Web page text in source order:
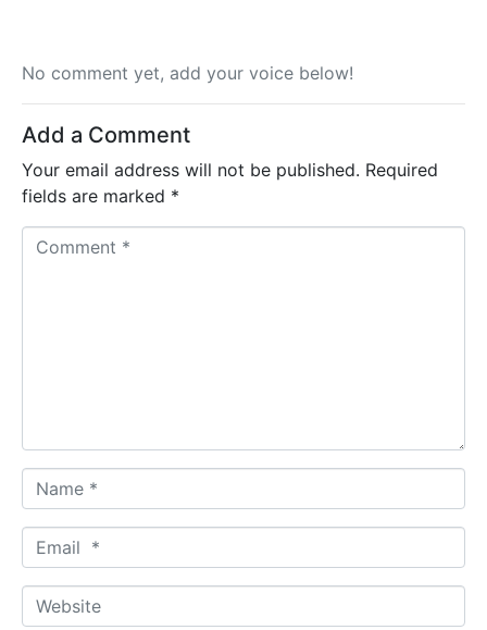
No comment yet, add your voice below!
Add a Comment
Your email address will not be published. Required
fields are marked *
a
m
*
m
aW
e